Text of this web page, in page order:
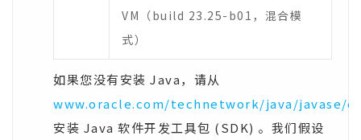
VM（build 23.25-b01，混合模
式）
如果您没有安装 Java，请从
www.oracle.com/technetwork/java/javase/
安装 Java 软件开发工具包 (SDK) 。我们假设